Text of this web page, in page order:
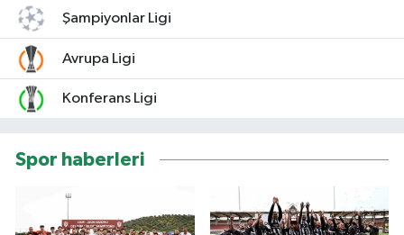
Şampiyonlar Ligi
Avrupa Ligi
Konferans Ligi
Spor haberleri